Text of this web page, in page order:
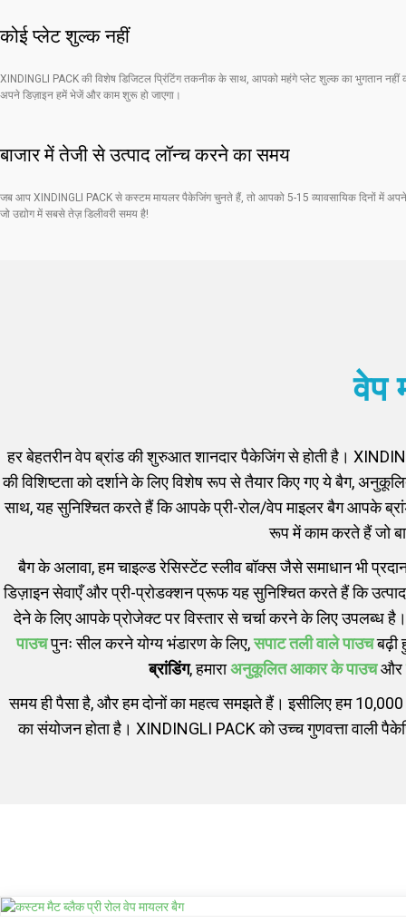
कोई प्लेट शुल्क नहीं
XINDINGLI PACK की विशेष डिजिटल प्रिंटिंग तकनीक के साथ, आपको महंगे प्लेट शुल्क का भुगतान नहीं
अपने डिज़ाइन हमें भेजें और काम शुरू हो जाएगा।
बाजार में तेजी से उत्पाद लॉन्च करने का समय
जब आप XINDINGLI PACK से कस्टम मायलर पैकेजिंग चुनते हैं, तो आपको 5-15 व्यावसायिक दिनों में
जो उद्योग में सबसे तेज़ डिलीवरी समय है!
वेप
हर बेहतरीन वेप ब्रांड की शुरुआत शानदार पैकेजिंग से होती है।
की विशिष्टता को दर्शाने के लिए विशेष रूप से तैयार किए गए ये बैग,
साथ, यह सुनिश्चित करते हैं कि आपके प्री-रोल/वेप माइलर बैग आपके
रूप में काम करते हैं जो
बैग के अलावा, हम चाइल्ड रेसिस्टेंट स्लीव बॉक्स जैसे समाधान भी
डिज़ाइन सेवाएँ और प्री-प्रोडक्शन प्रूफ यह सुनिश्चित करते हैं कि
देने के लिए आपके प्रोजेक्ट पर विस्तार से चर्चा करने के लिए उपलब्ध
पाउचपुनः सील करने योग्य भंडारण के लिए,सपाट तली वाले पाउचबढ़ी
ब्रांडिंग, हमाराअनुकूलित आकार के पाउचऔर
समय ही पैसा है, और हम दोनों का महत्व समझते हैं। इसीलिए हम
का संयोजन होता है। XINDINGLI PACK को उच्च गुणवत्ता वाली